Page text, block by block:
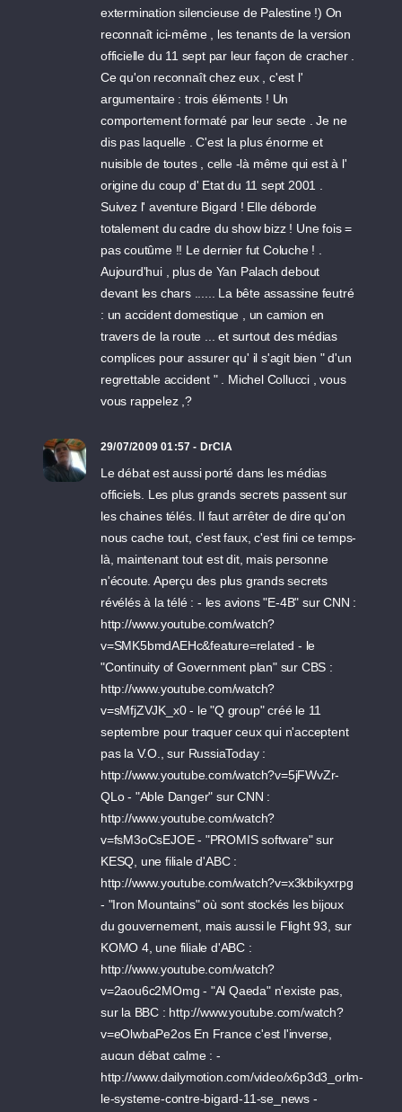
extermination silencieuse de Palestine !) On
reconnaît ici-même , les tenants de la version
officielle du 11 sept par leur façon de cracher .
Ce qu'on reconnaît chez eux , c'est l'
argumentaire : trois éléments ! Un
comportement formaté par leur secte . Je ne
dis pas laquelle . C'est la plus énorme et
nuisible de toutes , celle -là même qui est à l'
origine du coup d' Etat du 11 sept 2001 .
Suivez l' aventure Bigard ! Elle déborde
totalement du cadre du show bizz ! Une fois =
pas coutûme !! Le dernier fut Coluche ! .
Aujourd'hui , plus de Yan Palach debout
devant les chars ...... La bête assassine feutré
: un accident domestique , un camion en
travers de la route ... et surtout des médias
complices pour assurer qu' il s'agit bien " d'un
regrettable accident " . Michel Collucci , vous
vous rappelez ,?
29/07/2009 01:57 - DrCIA
Le débat est aussi porté dans les médias
officiels. Les plus grands secrets passent sur
les chaines télés. Il faut arrêter de dire qu'on
nous cache tout, c'est faux, c'est fini ce temps-
là, maintenant tout est dit, mais personne
n'écoute. Aperçu des plus grands secrets
révélés à la télé : - les avions "E-4B" sur CNN :
http://www.youtube.com/watch?
v=SMK5bmdAEHc&feature=related - le
"Continuity of Government plan" sur CBS :
http://www.youtube.com/watch?
v=sMfjZVJK_x0 - le "Q group" créé le 11
septembre pour traquer ceux qui n'acceptent
pas la V.O., sur RussiaToday :
http://www.youtube.com/watch?v=5jFWvZr-
QLo - "Able Danger" sur CNN :
http://www.youtube.com/watch?
v=fsM3oCsEJOE - "PROMIS software" sur
KESQ, une filiale d'ABC :
http://www.youtube.com/watch?v=x3kbikyxrpg
- "Iron Mountains" où sont stockés les bijoux
du gouvernement, mais aussi le Flight 93, sur
KOMO 4, une filiale d'ABC :
http://www.youtube.com/watch?
v=2aou6c2MOmg - "Al Qaeda" n'existe pas,
sur la BBC : http://www.youtube.com/watch?
v=eOlwbaPe2os En France c'est l'inverse,
aucun débat calme : -
http://www.dailymotion.com/video/x6p3d3_orlm-
le-systeme-contre-bigard-11-se_news -